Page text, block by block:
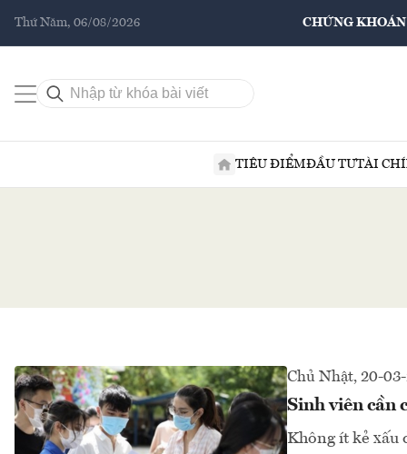
Thứ Năm, 06/08/2026 CHỨNG KHOÁN
TIÊU ĐIỂMĐẦU TƯTÀI
Chủ Nhật, 20-
Sinh viên cần
Không ít kẻ xấu